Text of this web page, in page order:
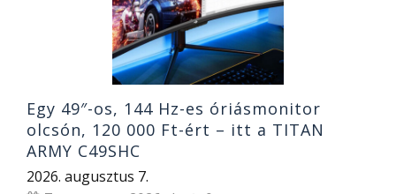
Egy 49″-os, 144 Hz-es óriásmonitor
olcsón, 120 000 Ft-ért – itt a TITAN
ARMY C49SHC
2026. augusztus 7.